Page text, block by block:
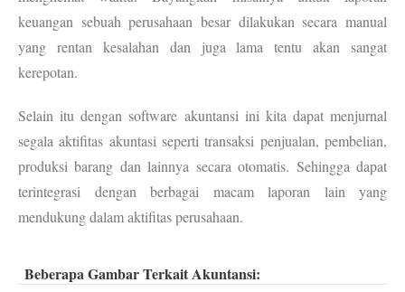
keuangan sebuah perusahaan besar dilakukan secara manual
yang rentan kesalahan dan juga lama tentu akan sangat
kerepotan.
Selain itu dengan software akuntansi ini kita dapat menjurnal
segala aktifitas akuntasi seperti transaksi penjualan, pembelian,
produksi barang dan lainnya secara otomatis. Sehingga dapat
terintegrasi dengan berbagai macam laporan lain yang
mendukung dalam aktifitas perusahaan.
Beberapa Gambar Terkait Akuntansi: